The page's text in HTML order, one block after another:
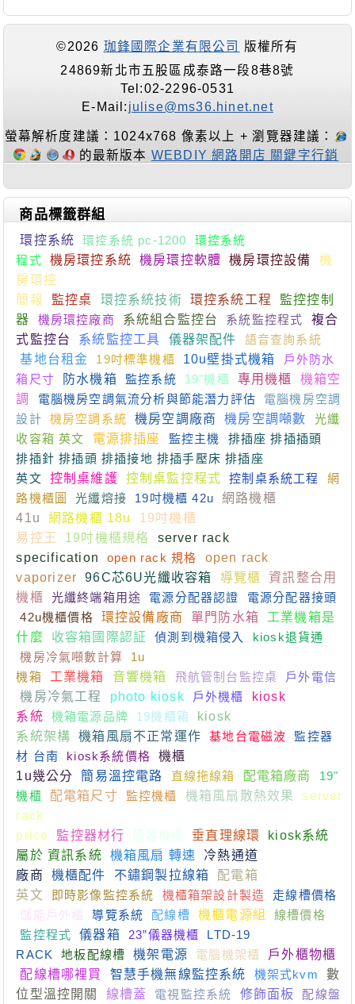
©2026 珈鋒國際企業有限公司
版權所有
24869新北市五股區成泰路一段8巷8號
Tel:02-2296-0531
E-Mail: julise@ms36.hinet.net
螢幕解析度建議：1024x768 像素以上 + 瀏覽器建議：
的最新版本 WEBDIY 網路開店 關鍵字行銷
商品標籤群組
環控系統 環控系統 pc-1200
環控系統
程式
機房環控系統 機房環控軟體 機房環控設備
機
房環控
簡報
監控桌 環控系統技術 環控系統工程
監控控制
器
機房環控廠商 系統組合監控台 系統監控程式
複合
式監控台
系統監控工具 儀器架配件
語音查詢系統
基地台租金
19吋標準機櫃 10u壁掛式機箱
戶外防水
箱尺寸
防水機箱 監控系統 19"機櫃 專用機櫃
機箱空
調
電腦機房空調氣流分析與節能潛力評估
電腦機房空調
設計
機房空調系統 機房空調廠商 機房空調噸數
光纖
收容箱 英文
電源排插座 監控主機
排插座 排插插頭
排插針 排插頭 排插接地 排插手壓床 排插座
英文
控制桌維護 控制桌監控程式 控制桌系統工程
網
路機櫃圖
光纖熔接 19吋機櫃 42u
網路機櫃
41u
網路機櫃 18u
19吋機櫃
易控王
19吋機櫃規格
server rack
specification
open rack 規格
open rack
vaporizer
96C芯6U光纖收容箱 導覽櫃
資訊整合用
機櫃
光纖終端箱用途 電源分配器認證
電源分配器接頭
42u機櫃價格
環控設備廠商 單門防水箱
工業機箱是
什麼
收容箱國際認証 偵測到機箱侵入
kiosk退貨通
機房冷氣噸數計算
1u
機箱
工業機箱 音響機箱 飛航管制台監控桌
戶外電信
機房冷氣工程
photo kiosk 戶外機櫃
kiosk
系統
機箱電源品牌 19機櫃箱
kiosk
系統架構
機箱風扇不正常運作 基地台電磁波
監控器
材 台南
kiosk系統價格
機櫃
1u幾公分
簡易溫控電路 直線拖線箱 配電箱廠商
19"
機櫃
配電箱尺寸 監控機櫃 機箱風扇散熱效果
server
rack
price
監控器材行 儀器機櫃 垂直理線環
kiosk系統
屬於 資訊系統
機箱風扇 轉速
冷熱通道
廠商
機櫃配件 不鏽鋼製拉線箱
配電箱
英文
即時影像監控系統 機櫃箱架設計製造
走線槽價格
儲能戶外櫃
導覽系統 配線槽 機櫃電源組
線槽價格
監控程式
儀器箱 23”儀器機櫃
LTD-19
RACK
地板配線槽 機架電源 電腦機架櫃
戶外櫃物櫃
配線槽哪裡買
智慧手機無線監控系統 機架式kvm
數
位型溫控開關
線槽蓋 電視監控系統 修飾面板 配線盤